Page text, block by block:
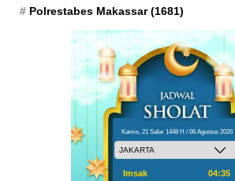
Polrestabes Makassar(1681)
Kamis, 21 Safar 1448 H / 06 Agustus 2026
Imsak 04:35